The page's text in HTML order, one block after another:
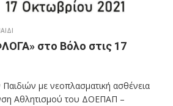
στο Βόλο στις 17
με νεοπλασματική ασθένεια
Αθλητισμού του ΔΟΕΠΑΠ –